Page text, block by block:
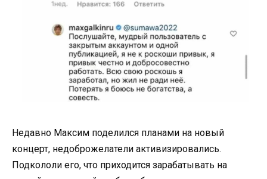
Недавно Максим поделился планами на новый
концерт, недоброжелатели активизировались.
Подкололи его, что приходится зарабатывать на